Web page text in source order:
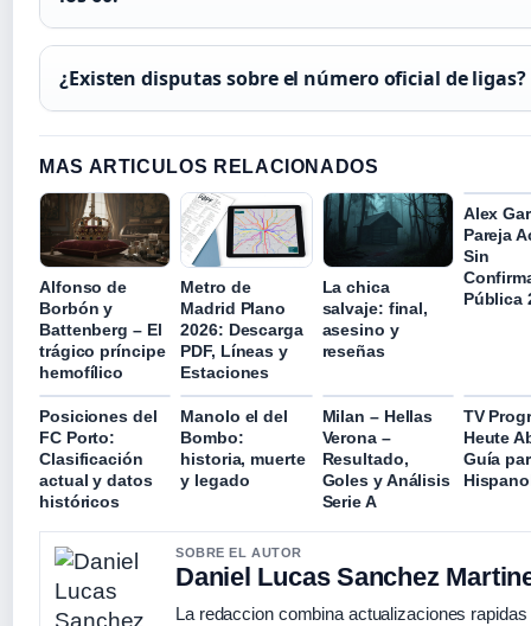
¿Existen disputas sobre el número oficial de ligas?
MAS ARTICULOS RELACIONADOS
Alfonso de
Borbón y
Battenberg – El
trágico príncipe
hemofílico
Metro de
Madrid Plano
2026: Descarga
PDF, Líneas y
Estaciones
La chica
salvaje: final,
asesino y
reseñas
Alex
Pareja
Sin
Pública
Posiciones del
FC Porto:
Clasificación
actual y datos
históricos
Manolo el del
Bombo:
historia, muerte
y legado
Milan – Hellas
Verona –
Resultado,
Goles y Análisis
Serie A
TV
Heute
Guía
SOBRE EL AUTOR
Daniel Lucas Sanchez
La redaccion combina actualizaciones rapidas